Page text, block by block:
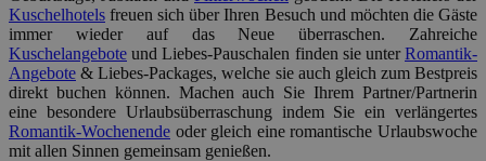
Kuschelhotels freuen sich über Ihren Besuch und möchten die Gäste
immer wieder auf das Neue überraschen. Zahreiche
Kuschelangebote und Liebes-Pauschalen finden sie unterRomantik-
Angebote & Liebes-Packages, welche sie auch gleich zum Bestpreis
direkt buchen können. Machen auch Sie Ihrem Partner/Partnerin
eine besondere Urlaubsüberraschung indem Sie ein verlängertes
Romantik-Wochenende oder gleich eine romantische Urlaubswoche
mit allen Sinnen gemeinsam genießen.